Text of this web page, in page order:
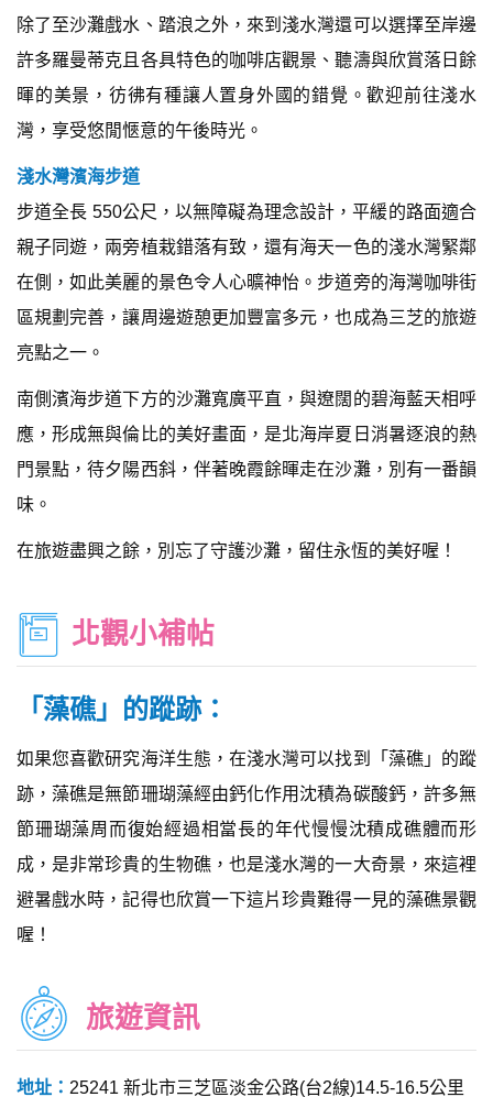
除了至沙灘戲水、踏浪之外，來到淺水灣還可以選擇至岸邊
許多羅曼蒂克且各具特色的咖啡店觀景、聽濤與欣賞落日餘
暉的美景，彷彿有種讓人置身外國的錯覺。歡迎前往淺水
灣，享受悠閒愜意的午後時光。
淺水灣濱海步道
步道全長 550公尺，以無障礙為理念設計，平緩的路面適合
親子同遊，兩旁植栽錯落有致，還有海天一色的淺水灣緊鄰
在側，如此美麗的景色令人心曠神怡。步道旁的海灣咖啡街
區規劃完善，讓周邊遊憩更加豐富多元，也成為三芝的旅遊
亮點之一。
南側濱海步道下方的沙灘寬廣平直，與遼闊的碧海藍天相呼
應，形成無與倫比的美好畫面，是北海岸夏日消暑逐浪的熱
門景點，待夕陽西斜，伴著晚霞餘暉走在沙灘，別有一番韻
味。
在旅遊盡興之餘，別忘了守護沙灘，留住永恆的美好喔！
北觀小補帖
「藻礁」的蹤跡：
如果您喜歡研究海洋生態，在淺水灣可以找到「藻礁」的蹤
跡，藻礁是無節珊瑚藻經由鈣化作用沈積為碳酸鈣，許多無
節珊瑚藻周而復始經過相當長的年代慢慢沈積成礁體而形
成，是非常珍貴的生物礁，也是淺水灣的一大奇景，來這裡
避暑戲水時，記得也欣賞一下這片珍貴難得一見的藻礁景觀
喔！
旅遊資訊
地址： 25241 新北市三芝區淡金公路(台2線)14.5-16.5公里